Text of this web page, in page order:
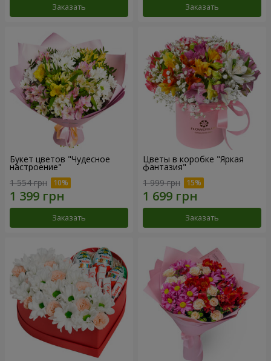
Заказать Заказать
Букет цветов "Чудесное
настроение"
1 554 грн
Заказать
Цветы в коробке "Яркая
фантазия"
1 999 грн
Заказать